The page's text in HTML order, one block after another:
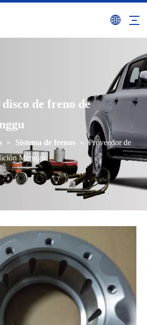
de freno de
» Sistema de frenos » Proveedor de
Menggu